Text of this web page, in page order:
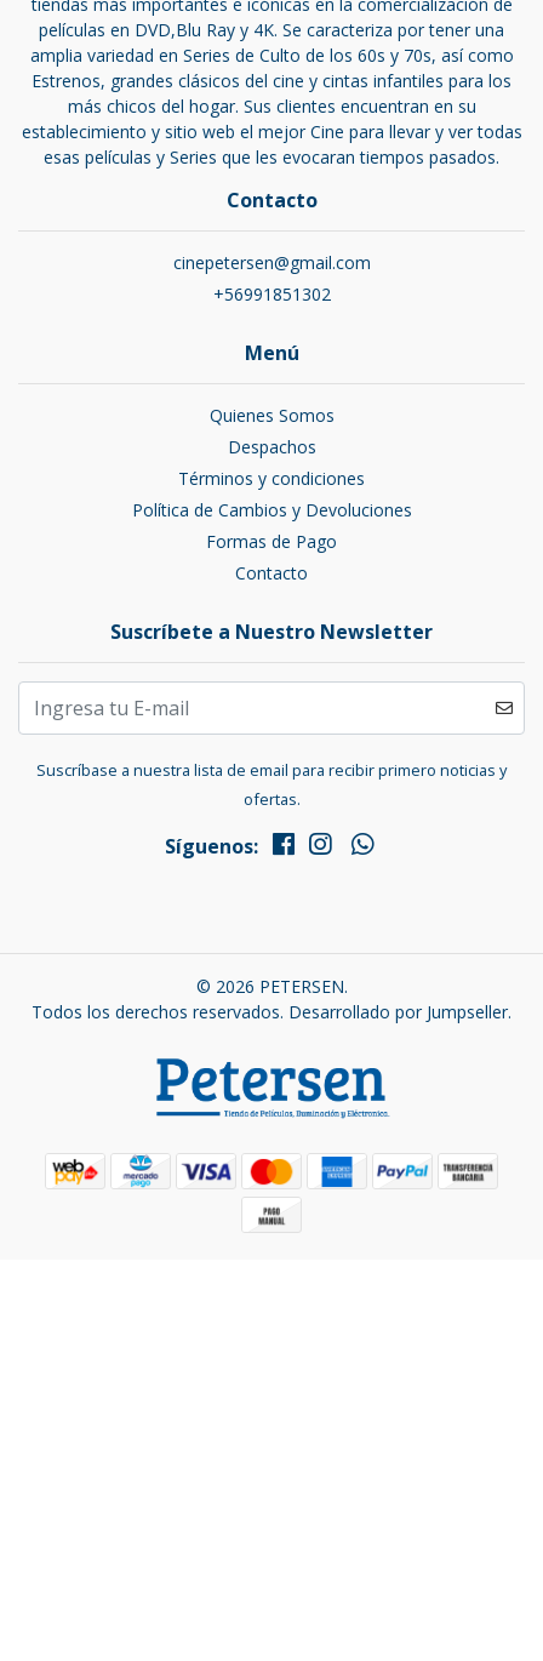
películas en DVD,Blu Ray y 4K. Se caracteriza por tener una
amplia variedad en Series de Culto de los 60s y 70s, así como
Estrenos, grandes clásicos del cine y cintas infantiles para los
más chicos del hogar. Sus clientes encuentran en su
establecimiento y sitio web el mejor Cine para llevar y ver todas
esas películas y Series que les evocaran tiempos pasados.
Contacto
cinepetersen@gmail.com
+56991851302
Menú
Quienes Somos
Despachos
Términos y condiciones
Política de Cambios y Devoluciones
Formas de Pago
Contacto
Suscríbete a Nuestro Newsletter
Suscríbase a nuestra lista de email para recibir primero noticias y
ofertas.
Síguenos:
© 2026 PETERSEN.
Todos los derechos reservados. Desarrollado por Jumpseller.